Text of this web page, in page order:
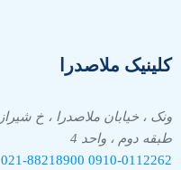
کلینیک ملاصدرا
طبقه دوم ، واحد 4
0910-0112262
021-88218900